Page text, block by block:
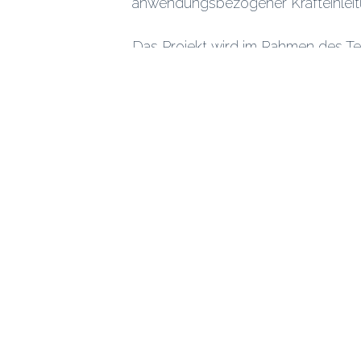
Das Projekt wird im Rahmen des